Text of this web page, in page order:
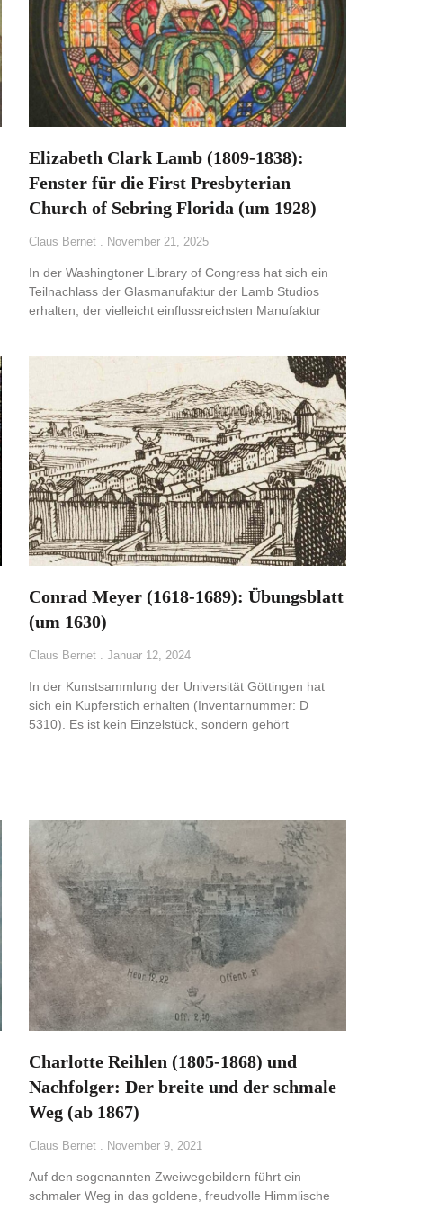
Elizabeth Clark Lamb (1809-1838):
Fenster für die First Presbyterian
Church of Sebring Florida (um 1928)
Claus Bernet November 21, 2025
In der Washingtoner Library of Congress hat sich ein
Teilnachlass der Glasmanufaktur der Lamb Studios
erhalten, der vielleicht einflussreichsten Manufaktur
Conrad Meyer (1618-1689): Übungsblatt
(um 1630)
Claus Bernet Januar 12, 2024
In der Kunstsammlung der Universität Göttingen hat
sich ein Kupferstich erhalten (Inventarnummer: D
5310). Es ist kein Einzelstück, sondern gehört
Charlotte Reihlen (1805-1868) und
Nachfolger: Der breite und der schmale
Weg (ab 1867)
Claus Bernet November 9, 2021
Auf den sogenannten Zweiwegebildern führt ein
schmaler Weg in das goldene, freudvolle Himmlische